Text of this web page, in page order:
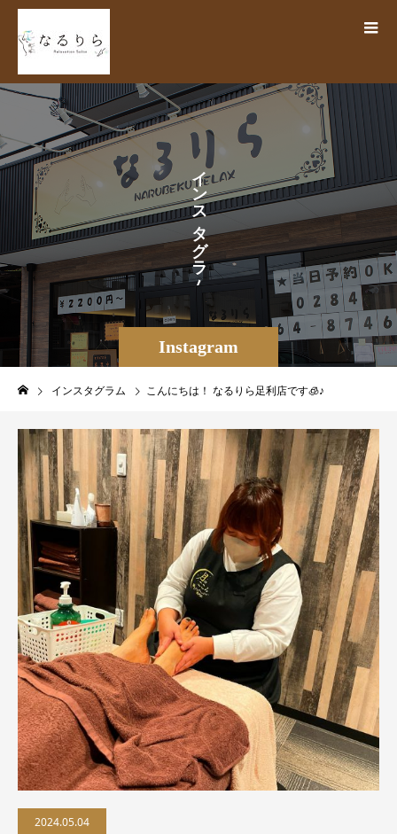
Instagram
イ
ン
ス
タ
グ
ラ
ム
インスタグラム こんにちは！ なるりら足利店です🧊♪
2024.05.04